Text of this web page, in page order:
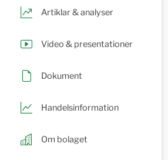
Artiklar & analyser
Video & presentationer
Dokument
Handelsinformation
Om bolaget